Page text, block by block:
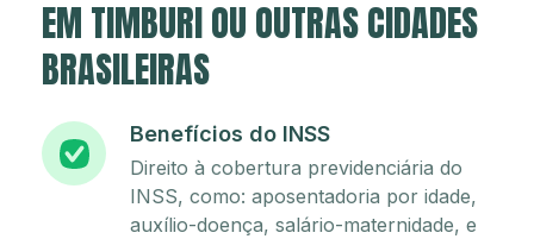
EM TIMBURI OU OUTRAS CIDADES
BRASILEIRAS
Benefícios do INSS
Direito à cobertura previdenciária do
INSS, como: aposentadoria por idade,
auxílio-doença, salário-maternidade, e